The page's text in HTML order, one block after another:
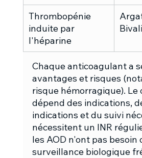
Thrombopénie
induite par
l'héparine
Chaque anticoagulant a
avantages et risques
risque hémorragique). Le
dépend des indications,
indications et du suivi
nécessitent un INR
les AOD n'ont pas besoin
surveillance biologique